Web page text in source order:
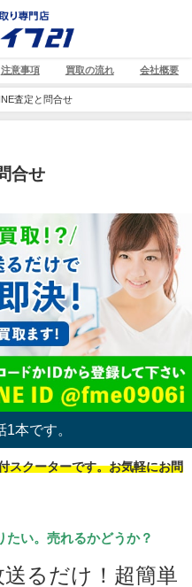
注意事項 買取の流れ 会社概要
査定と問合せ
合せ
本です。
スクーターです。お気軽にお問
たい。売れるかどうか？
るだけ！超簡単